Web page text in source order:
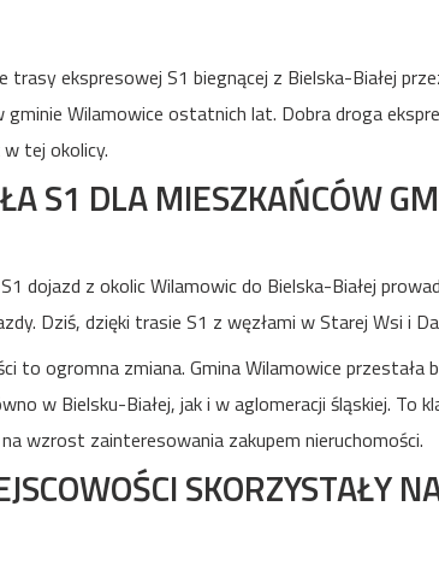
trasy ekspresowej S1 biegnącej z Bielska-Białej
gminie Wilamowice ostatnich lat. Dobra droga
w tej okolicy.
S1 DLA MIESZKAŃCÓW
dojazd z okolic Wilamowic do Bielska-Białej
Dziś, dzięki trasie S1 z węzłami w Starej Wsi i
to ogromna zmiana. Gmina Wilamowice
w Bielsku-Białej, jak i w aglomeracji śląskiej.
wzrost zainteresowania zakupem nieruchomości.
SKORZYSTAŁY